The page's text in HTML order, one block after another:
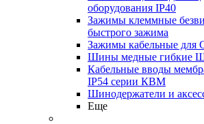
оборудования IP40
Зажимы клеммные
быстрого зажима
Зажимы кабельные для
Шины медные гибкие
Кабельные вводы
IP54 серии КВМ
Шинодержатели и
Еще